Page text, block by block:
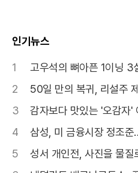
인기뉴스
1
고우석의 뼈아픈 1이닝 3
2
50일 만의 복귀, 리설주
3
감자보다 맛있는 '오감자'
4
삼성, 미 금융시장 정조
5
성서 개인전, 사진을 물질